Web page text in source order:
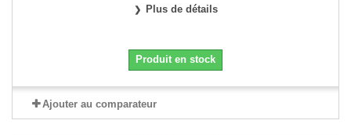
Plus de détails
Produit en stock
Ajouter au comparateur